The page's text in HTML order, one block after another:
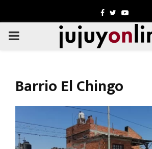
Facebook
TwitterYoutube
PRIMARY
Barrio El Chingo